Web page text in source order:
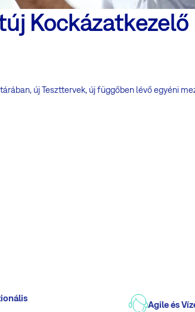
új Teszttervek, új függőben lévő egyéni
Agile és